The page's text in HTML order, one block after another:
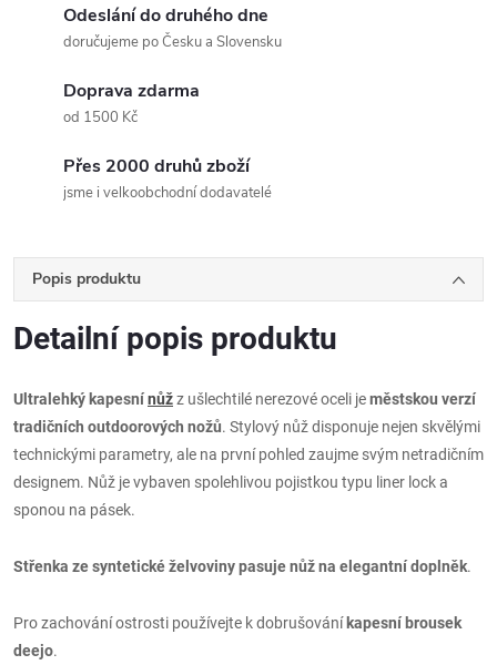
Odeslání do druhého dne
doručujeme po Česku a Slovensku
Doprava zdarma
od 1500 Kč
Přes 2000 druhů zboží
jsme i velkoobchodní dodavatelé
Popis produktu
Detailní popis produktu
Ultralehký kapesnínůžz ušlechtilé nerezové oceli jeměstskou verzí
tradičních outdoorových nožů. Stylový nůž disponuje nejen skvělými
technickými parametry, ale na první pohled zaujme svým netradičním
designem. Nůž je vybaven spolehlivou pojistkou typu liner lock a
sponou na pásek.
Střenka ze syntetické želvoviny pasuje nůž na elegantní doplněk.
Pro zachování ostrosti používejte k dobrušování kapesní brousek
deejo.